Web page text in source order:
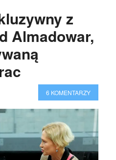
z
Almadowar,
6 KOMENTARZY